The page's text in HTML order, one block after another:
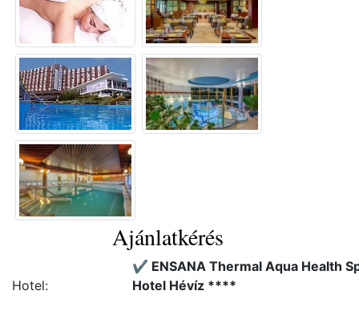
Ajánlatkérés
Hotel:
✔️ ENSANA Thermal Aqua Health
Hotel Hévíz ****